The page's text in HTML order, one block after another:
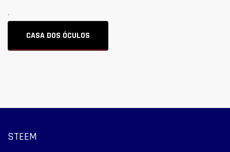
.
CASA DOS ÓCULOS
STEEM